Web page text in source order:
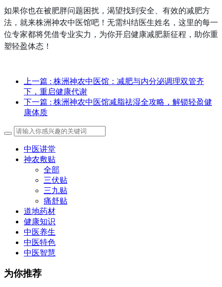
如果你也在被肥胖问题困扰，渴望找到安全、有效的减肥方
法，就来株洲神农中医馆吧！无需纠结医生姓名，这里的每一
位专家都将凭借专业实力，为你开启健康减肥新征程，助你重
塑轻盈体态！
上一篇 : 株洲神农中医馆：减肥与内分泌调理双管齐
下，重启健康代谢
下一篇 : 株洲神农中医馆减脂祛湿全攻略，解锁轻盈健
康体质
中医讲堂
神农敷贴
全部
三伏贴
三九贴
痛舒贴
道地药材
健康知识
中医养生
中医特色
中医智慧
为你推荐